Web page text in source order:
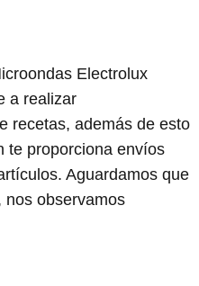
Electrolux
a realizar
recetas, además de esto
te proporciona envíos
Aguardamos que
nos observamos